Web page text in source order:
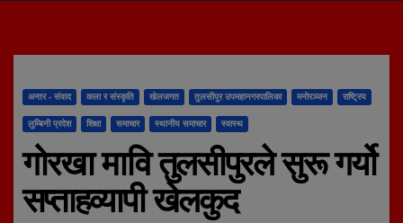
अन्तर - संवाद कला र संस्कृति खेलजगत तुलसीपुर उपमहानगरपालिका मनाेरञ्जन राष्ट्रिय
लुम्बिनी प्रदेश शिक्षा समाचार स्थानीय समाचार स्वास्थ
गोरखा मावि तुलसीपुरले सुरू गर्यो
सप्ताहव्यापी खेलकुद